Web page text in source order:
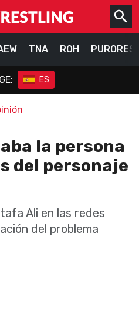
TNA ROH
ES
la persona
del personaje
Ali en las redes
del problema